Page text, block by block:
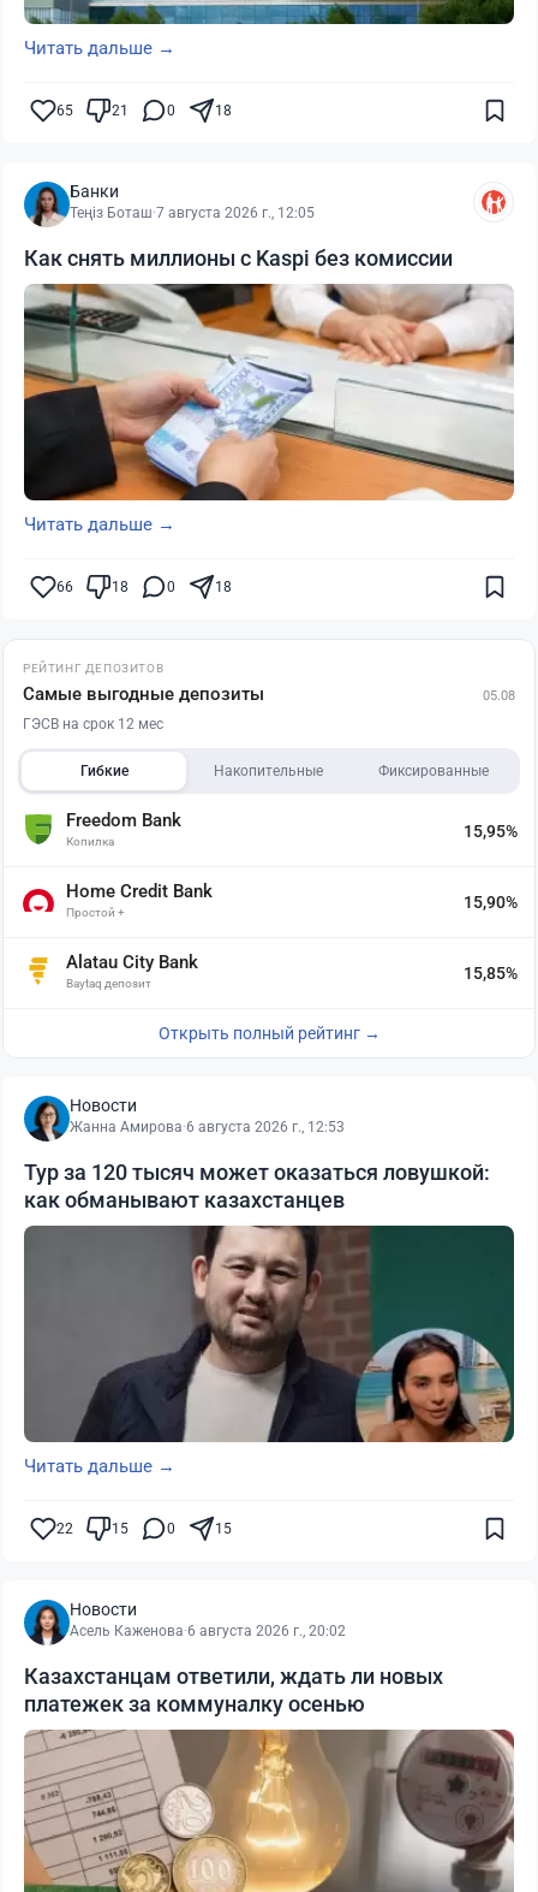
Читать дальше →
65 21 0 18
Банки
Теңіз Боташ·7 августа 2026 г., 12:05
Как снять миллионы с Kaspi без комиссии
Читать дальше →
66 18 0 18
РЕЙТИНГ ДЕПОЗИТОВ
Самые выгодные депозиты 05.08
ГЭСВ на срок 12 мес
Гибкие Накопительные Фиксированные
Freedom Bank
Копилка
15,95%
Home Credit Bank
Простой +
15,90%
Alatau City Bank
Baytaq депозит
15,85%
Открыть полный рейтинг →
Новости
Жанна Амирова·6 августа 2026 г., 12:53
Тур за 120 тысяч может оказаться ловушкой:
как обманывают казахстанцев
Читать дальше →
22 15 0 15
Новости
Асель Каженова·6 августа 2026 г., 20:02
Казахстанцам ответили, ждать ли новых
платежек за коммуналку осенью